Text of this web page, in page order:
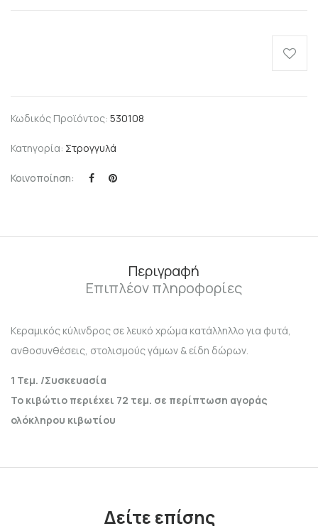
Κωδικός Προϊόντος: 530108
Κατηγορία: Στρογγυλά
Κοινοποίηση:
Περιγραφή
Επιπλέον πληροφορίες
Κεραμικός κύλινδρος σε λευκό χρώμα κατάλληλλο για φυτά,
ανθοσυνθέσεις, στολισμούς γάμων & είδη δώρων.
1 Τεμ. /Συσκευασία
Το κιβώτιο περιέχει 72 τεμ. σε περίπτωση αγοράς
ολόκληρου κιβωτίου
Δείτε επίσης